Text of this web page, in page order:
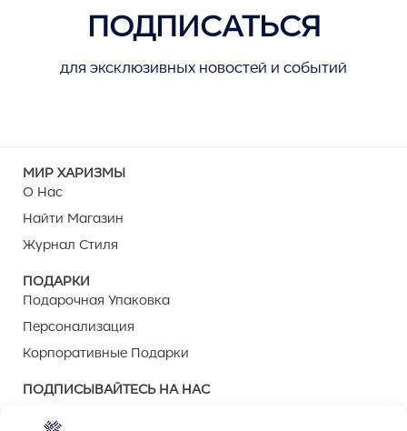
ПОДПИСАТЬСЯ
для эксклюзивных новостей и событий
МИР ХАРИЗМЫ
О Нас
Найти Магазин
Журнал Стиля
ПОДАРКИ
Подарочная Упаковка
Персонализация
Корпоративные Подарки
ПОДПИСЫВАЙТЕСЬ НА НАС